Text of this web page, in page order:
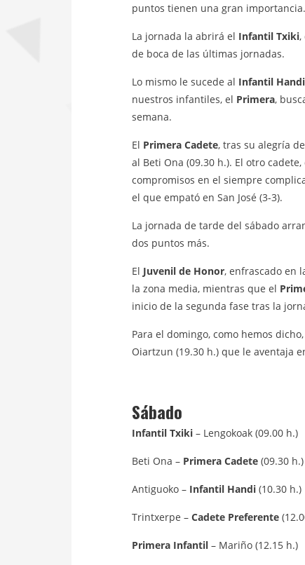
puntos tienen una gran importancia.
La jornada la abrirá el Infantil Txiki
de boca de las últimas jornadas.
Lo mismo le sucede al Infantil Handi
nuestros infantiles, el Primera,
semana.
El Primera Cadete, tras su alegría
al Beti Ona (09.30 h.). El otro cadete,
compromisos en el siempre
el que empató en San José (3-3).
La jornada de tarde del sábado
dos puntos más.
El Juvenil de Honor, enfrascado en
la zona media, mientras que el
inicio de la segunda fase tras la
Para el domingo, como hemos
Oiartzun (19.30 h.) que le aventaja
Sábado
Infantil Txiki – Lengokoak (09.00 h.)
Beti Ona – Primera Cadete (09.30 h.)
Antiguoko – Infantil Handi (10.30 h.)
Trintxerpe – Cadete Preferente
Primera Infantil – Mariño (12.15 h.)